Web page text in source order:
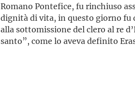
Romano Pontefice, fu rinchiuso
dignità di vita, in questo giorno fu
alla sottomissione del clero al re
santo”, come lo aveva definito